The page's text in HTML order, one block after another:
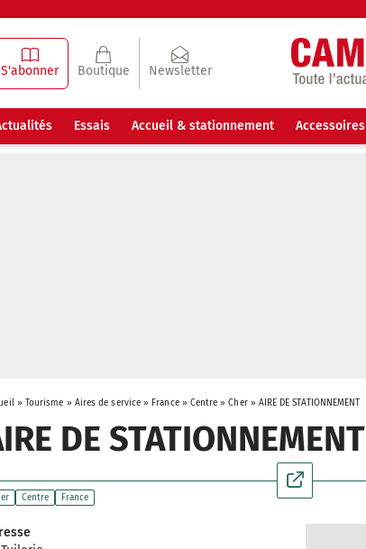
S'abonner Boutique Newsletter
Essais Accueil & stationnement Accessoires
» Tourisme » Aires de service » France» Centre »Cher» AIRE DE STATIONNEMENT
DE STATIONNEMENT
Centre France